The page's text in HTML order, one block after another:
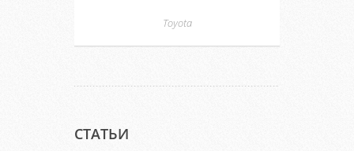
Toyota
СТАТЬИ